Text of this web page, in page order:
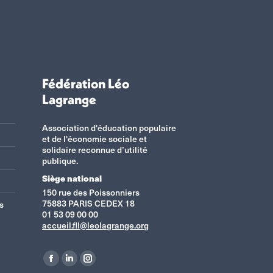
Fédération Léo
Lagrange
Association d'éducation populaire
et de l'économie sociale et
solidaire reconnue d’utilité
publique.
Siège national
150 rue des Poissonniers
75883 PARIS CEDEX 18
01 53 09 00 00
accueil.fll@leolagrange.org
Retrouvez-nous sur :
La
La La